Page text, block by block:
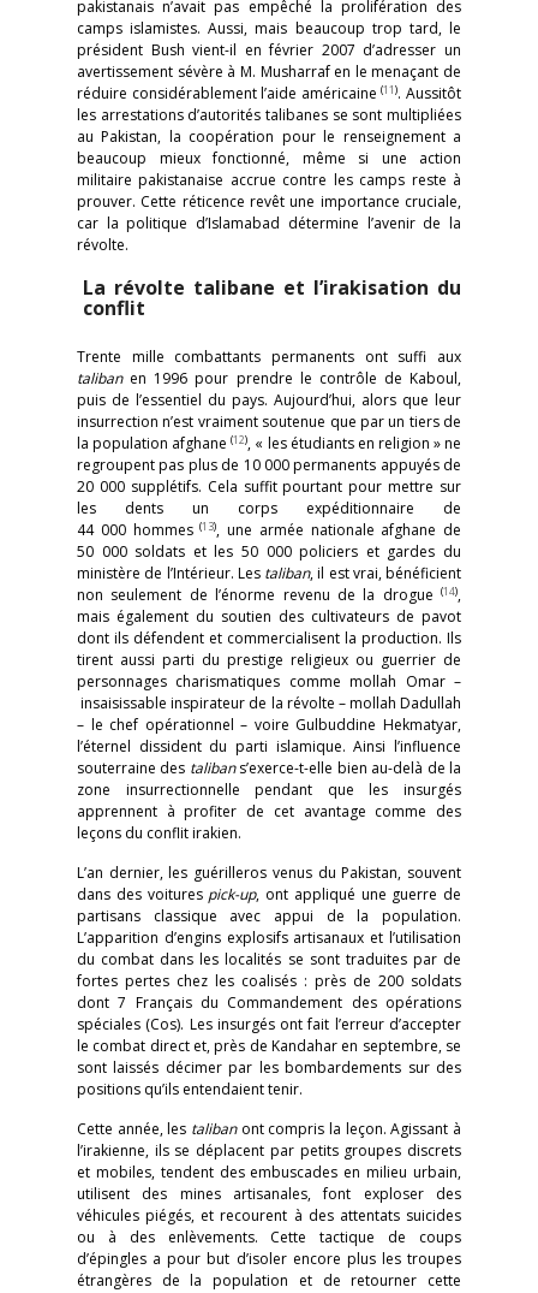
pakistanais n’avait pas empêché la prolifération des
camps islamistes. Aussi, mais beaucoup trop tard, le
président Bush vient-il en février 2007 d’adresser un
avertissement sévère à M. Musharraf en le menaçant de
réduire considérablement l’aide américaine(11). Aussitôt
les arrestations d’autorités talibanes se sont multipliées
au Pakistan, la coopération pour le renseignement a
beaucoup mieux fonctionné, même si une action
militaire pakistanaise accrue contre les camps reste à
prouver. Cette réticence revêt une importance cruciale,
car la politique d’Islamabad détermine l’avenir de la
révolte.
La révolte talibane et l’irakisation du
conflit
Trente mille combattants permanents ont suffi aux
taliban en 1996 pour prendre le contrôle de Kaboul,
puis de l’essentiel du pays. Aujourd’hui, alors que leur
insurrection n’est vraiment soutenue que par un tiers de
la population afghane(12), « les étudiants en religion » ne
regroupent pas plus de 10 000 permanents appuyés de
20 000 supplétifs. Cela suffit pourtant pour mettre sur
les dents un corps expéditionnaire de
44 000 hommes(13), une armée nationale afghane de
50 000 soldats et les 50 000 policiers et gardes du
ministère de l’Intérieur. Les taliban, il est vrai, bénéficient
non seulement de l’énorme revenu de la drogue (14),
mais également du soutien des cultivateurs de pavot
dont ils défendent et commercialisent la production. Ils
tirent aussi parti du prestige religieux ou guerrier de
personnages charismatiques comme mollah Omar –
insaisissable inspirateur de la révolte – mollah Dadullah
– le chef opérationnel – voire Gulbuddine Hekmatyar,
l’éternel dissident du parti islamique. Ainsi l’influence
souterraine des talibans’exerce-t-elle bien au-delà de la
zone insurrectionnelle pendant que les insurgés
apprennent à profiter de cet avantage comme des
leçons du conflit irakien.
L’an dernier, les guérilleros venus du Pakistan, souvent
dans des voitures pick-up, ont appliqué une guerre de
partisans classique avec appui de la population.
L’apparition d’engins explosifs artisanaux et l’utilisation
du combat dans les localités se sont traduites par de
fortes pertes chez les coalisés : près de 200 soldats
dont 7 Français du Commandement des opérations
spéciales (Cos). Les insurgés ont fait l’erreur d’accepter
le combat direct et, près de Kandahar en septembre, se
sont laissés décimer par les bombardements sur des
positions qu’ils entendaient tenir.
Cette année, les taliban ont compris la leçon. Agissant à
l’irakienne, ils se déplacent par petits groupes discrets
et mobiles, tendent des embuscades en milieu urbain,
utilisent des mines artisanales, font exploser des
véhicules piégés, et recourent à des attentats suicides
ou à des enlèvements. Cette tactique de coups
d’épingles a pour but d’isoler encore plus les troupes
étrangères de la population et de retourner cette